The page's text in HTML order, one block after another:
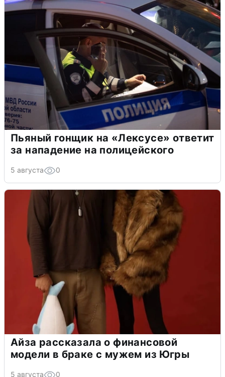
Пьяный гонщик на «Лексусе» ответит
за нападение на полицейского
5 августа 0
Айза рассказала о финансовой
модели в браке с мужем из Югры
5 августа 0